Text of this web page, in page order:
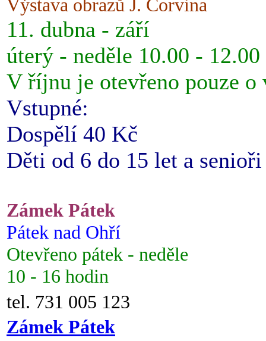
Výstava obrazů J. Corvina
11. dubna - září
úterý - neděle 10.00 -
V říjnu je otevřeno pouze o
Vstupné:
Dospělí 40 Kč
Děti od 6 do 15 let a
Zámek Pátek
Pátek nad Ohří
Otevřeno pátek - neděle
10 - 16 hodin
tel. 731 005 123
Zámek Pátek